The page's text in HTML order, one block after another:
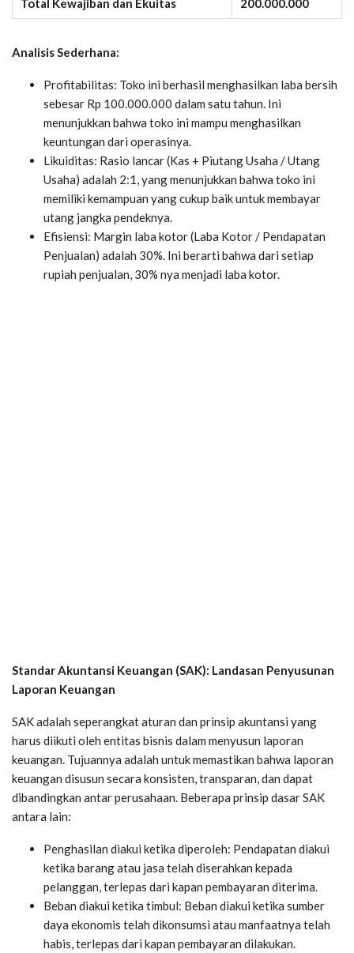
Total Kewajiban dan Ekuitas 200.000.000
Analisis Sederhana:
Profitabilitas: Toko ini berhasil menghasilkan laba bersih
sebesar Rp 100.000.000 dalam satu tahun. Ini
menunjukkan bahwa toko ini mampu menghasilkan
keuntungan dari operasinya.
Likuiditas: Rasio lancar (Kas + Piutang Usaha / Utang
Usaha) adalah 2:1, yang menunjukkan bahwa toko ini
memiliki kemampuan yang cukup baik untuk membayar
utang jangka pendeknya.
Efisiensi: Margin laba kotor (Laba Kotor / Pendapatan
Penjualan) adalah 30%. Ini berarti bahwa dari setiap
rupiah penjualan, 30% nya menjadi laba kotor.
Standar Akuntansi Keuangan (SAK): Landasan Penyusunan
Laporan Keuangan
SAK adalah seperangkat aturan dan prinsip akuntansi yang
harus diikuti oleh entitas bisnis dalam menyusun laporan
keuangan. Tujuannya adalah untuk memastikan bahwa laporan
keuangan disusun secara konsisten, transparan, dan dapat
dibandingkan antar perusahaan. Beberapa prinsip dasar SAK
antara lain:
Penghasilan diakui ketika diperoleh: Pendapatan diakui
ketika barang atau jasa telah diserahkan kepada
pelanggan, terlepas dari kapan pembayaran diterima.
Beban diakui ketika timbul: Beban diakui ketika sumber
daya ekonomis telah dikonsumsi atau manfaatnya telah
habis, terlepas dari kapan pembayaran dilakukan.